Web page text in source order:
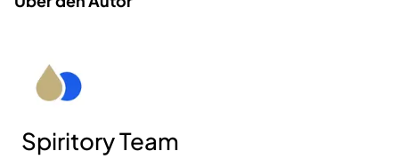
Spiritory Team